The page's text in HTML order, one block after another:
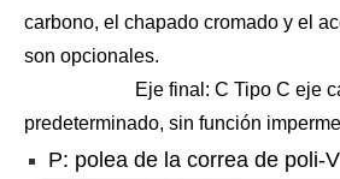
carbono, el chapado cromado y el
son opcionales.
Eje final: C Tipo C eje
predeterminado, sin función
P: polea de la correa de poli-V